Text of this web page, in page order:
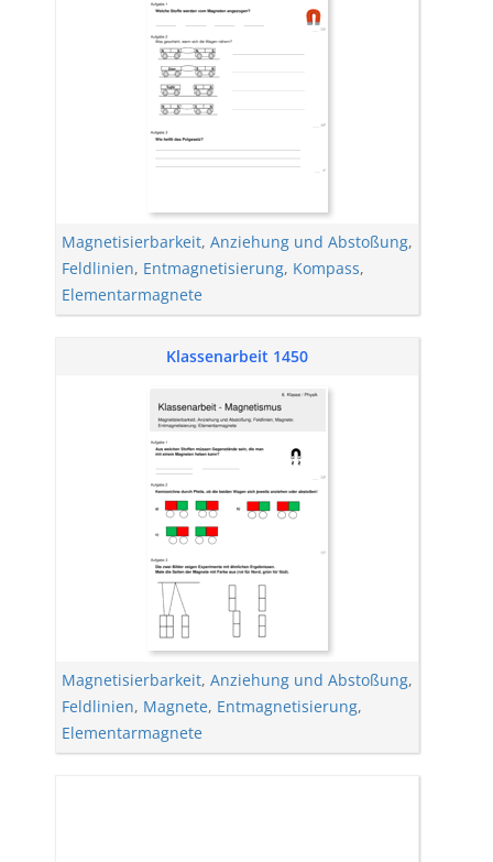
Magnetisierbarkeit, Anziehung und Abstoßung,
Feldlinien, Entmagnetisierung, Kompass,
Elementarmagnete
Klassenarbeit 1450
Magnetisierbarkeit, Anziehung und Abstoßung,
Feldlinien, Magnete, Entmagnetisierung,
Elementarmagnete